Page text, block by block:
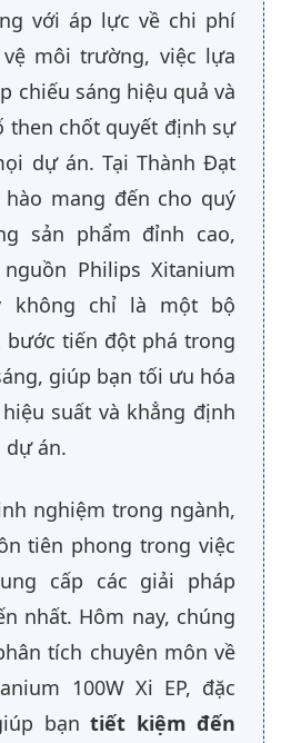
với áp lực về chi phí
môi trường, việc lựa
chiếu sáng hiệu quả và
then chốt quyết định sự
dự án. Tại Thành Đạt
mang đến cho quý
sản phẩm đỉnh cao,
Philips Xitanium
không chỉ là một bộ
tiến đột phá trong
giúp bạn tối ưu hóa
suất và khẳng định
dự án.
nghiệm trong ngành,
tiên phong trong việc
cấp các giải pháp
nhất. Hôm nay, chúng
tích chuyên môn về
100W Xi EP, đặc
bạn tiết kiệm đến